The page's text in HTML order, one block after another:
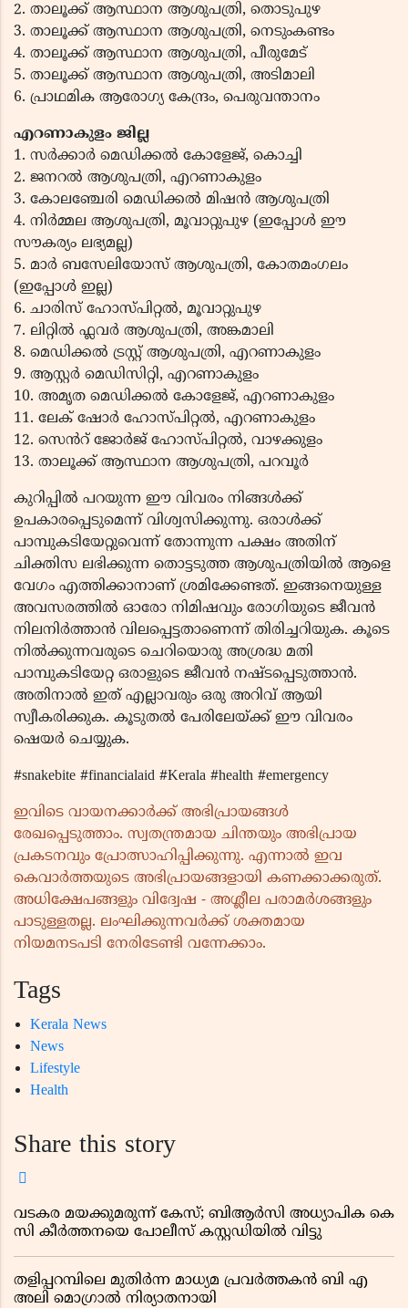
2. താലൂക്ക് ആസ്ഥാന ആശുപത്രി, തൊടുപുഴ
3. താലൂക്ക് ആസ്ഥാന ആശുപത്രി, നെടുംകണ്ടം
4. താലൂക്ക് ആസ്ഥാന ആശുപത്രി, പീരുമേട്
5. താലൂക്ക് ആസ്ഥാന ആശുപത്രി, അടിമാലി
6. പ്രാഥമിക ആരോഗ്യ കേന്ദ്രം, പെരുവന്താനം
എറണാകുളം ജില്ല
1. സർക്കാർ മെഡിക്കൽ കോളേജ്, കൊച്ചി
2. ജനറൽ ആശുപത്രി, എറണാകുളം
3. കോലഞ്ചേരി മെഡിക്കൽ മിഷൻ ആശുപത്രി
4. നിർമ്മല ആശുപത്രി, മൂവാറ്റുപുഴ (ഇപ്പോൾ ഈ
സൗകര്യം ലഭ്യമല്ല)
5. മാർ ബസേലിയോസ് ആശുപത്രി, കോതമംഗലം
(ഇപ്പോൾ ഇല്ല)
6. ചാരിസ് ഹോസ്പിറ്റൽ, മൂവാറ്റുപുഴ
7. ലിറ്റിൽ ഫ്ലവർ ആശുപത്രി, അങ്കമാലി
8. മെഡിക്കൽ ട്രസ്റ്റ് ആശുപത്രി, എറണാകുളം
9. ആസ്റ്റർ മെഡിസിറ്റി, എറണാകുളം
10. അമൃത മെഡിക്കൽ കോളേജ്, എറണാകുളം
11. ലേക് ഷോർ ഹോസ്പിറ്റൽ, എറണാകുളം
12. സെൻറ് ജോർജ് ഹോസ്പിറ്റൽ, വാഴക്കുളം
13. താലൂക്ക് ആസ്ഥാന ആശുപത്രി, പറവൂർ
കുറിപ്പിൽ പറയുന്ന ഈ വിവരം നിങ്ങൾക്ക്
ഉപകാരപ്പെടുമെന്ന് വിശ്വസിക്കുന്നു. ഒരാൾക്ക്
പാമ്പുകടിയേറ്റുവെന്ന് തോന്നുന്ന പക്ഷം അതിന്
ചിക്തിസ ലഭിക്കുന്ന തൊട്ടടുത്ത ആശുപത്രിയിൽ ആളെ
വേഗം എത്തിക്കാനാണ് ശ്രമിക്കേണ്ടത്. ഇങ്ങനെയുള്ള
അവസരത്തിൽ ഓരോ നിമിഷവും രോഗിയുടെ ജീവൻ
നിലനിർത്താൻ വിലപ്പെട്ടതാണെന്ന് തിരിച്ചറിയുക. കൂടെ
നിൽക്കുന്നവരുടെ ചെറിയൊരു അശ്രദ്ധ മതി
പാമ്പുകടിയേറ്റ ഒരാളുടെ ജീവൻ നഷ്ടപ്പെടുത്താൻ.
അതിനാൽ ഇത് എല്ലാവരും ഒരു അറിവ് ആയി
സ്വീകരിക്കുക. കൂടുതൽ പേരിലേയ്ക്ക് ഈ വിവരം
ഷെയർ ചെയ്യുക.
#snakebite #financialaid #Kerala #health #emergency
ഇവിടെ വായനക്കാർക്ക് അഭിപ്രായങ്ങൾ
രേഖപ്പെടുത്താം. സ്വതന്ത്രമായ ചിന്തയും അഭിപ്രായ
പ്രകടനവും പ്രോത്സാഹിപ്പിക്കുന്നു. എന്നാൽ ഇവ
കെവാർത്തയുടെ അഭിപ്രായങ്ങളായി കണക്കാക്കരുത്.
അധിക്ഷേപങ്ങളും വിദ്വേഷ - അശ്ലീല പരാമർശങ്ങളും
പാടുള്ളതല്ല. ലംഘിക്കുന്നവർക്ക് ശക്തമായ
നിയമനടപടി നേരിടേണ്ടി വന്നേക്കാം.
Tags
Kerala News
News
Lifestyle
Health
Share this story
വടകര മയക്കുമരുന്ന് കേസ്; ബിആർസി അധ്യാപിക കെ
സി കീർത്തനയെ പോലീസ് കസ്റ്റഡിയിൽ വിട്ടു
തളിപ്പറമ്പിലെ മുതിർന്ന മാധ്യമ പ്രവർത്തകൻ ബി എ
അലി മൊഗ്രാൽ നിര്യാതനായി